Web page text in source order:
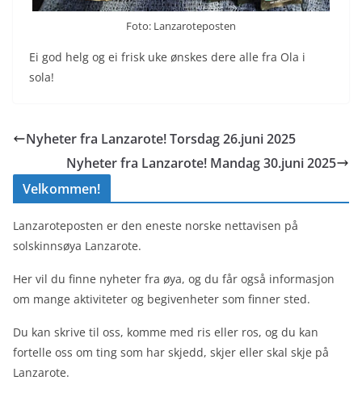
Foto: Lanzaroteposten
Ei god helg og ei frisk uke ønskes dere alle fra Ola i
sola!
Nyheter fra Lanzarote! Torsdag 26.juni 2025
Nyheter fra Lanzarote! Mandag 30.juni 2025
Velkommen!
Lanzaroteposten er den eneste norske nettavisen på
solskinnsøya Lanzarote.
Her vil du finne nyheter fra øya, og du får også informasjon
om mange aktiviteter og begivenheter som finner sted.
Du kan skrive til oss, komme med ris eller ros, og du kan
fortelle oss om ting som har skjedd, skjer eller skal skje på
Lanzarote.